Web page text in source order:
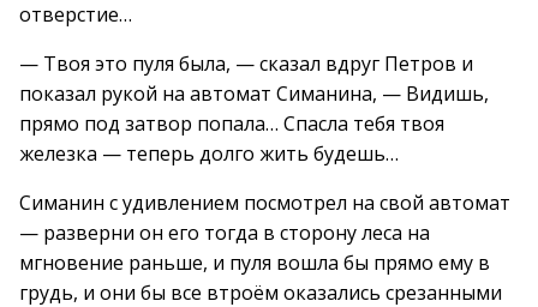
отверстие…
— Твоя это пуля была, — сказал вдруг Петров и
показал рукой на автомат Симанина, — Видишь,
прямо под затвор попала… Спасла тебя твоя
железка — теперь долго жить будешь…
Симанин с удивлением посмотрел на свой автомат
— разверни он его тогда в сторону леса на
мгновение раньше, и пуля вошла бы прямо ему в
грудь, и они бы все втроём оказались срезанными